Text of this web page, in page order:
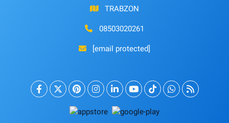
TRABZON
08503020261
[email protected]